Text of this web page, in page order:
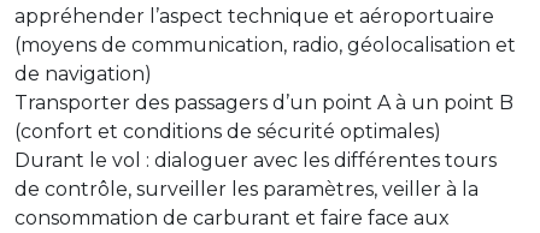
appréhender l’aspect technique et aéroportuaire
(moyens de communication, radio, géolocalisation et
de navigation)
Transporter des passagers d’un point A à un point B
(confort et conditions de sécurité optimales)
Durant le vol : dialoguer avec les différentes tours
de contrôle, surveiller les paramètres, veiller à la
consommation de carburant et faire face aux